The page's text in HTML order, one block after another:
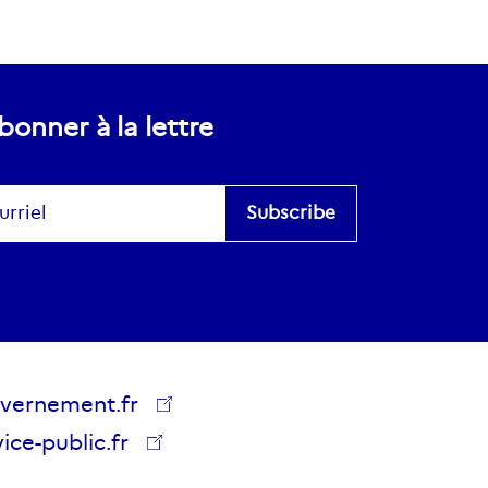
à la lettre
public.fr